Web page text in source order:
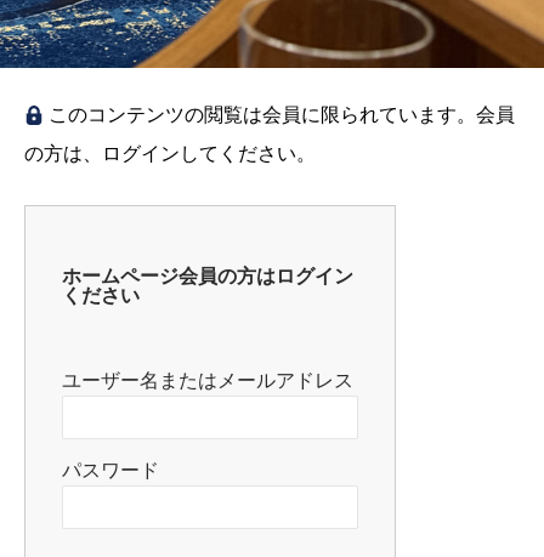
このコンテンツの閲覧は会員に限られています。会員
の方は、ログインしてください。
ホームページ会員の方はログイン
ください
ユーザー名またはメールアドレス
パスワード